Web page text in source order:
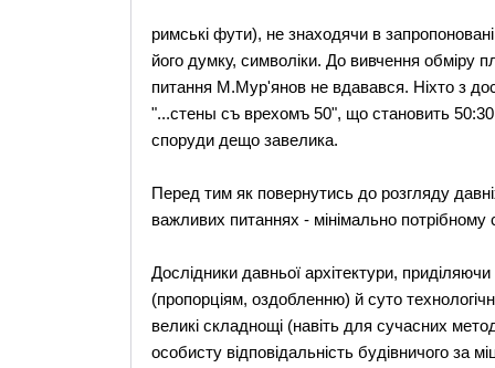
римські фути), не знаходячи в
його думку, символіки. До вивчення обміру
питання М.Мур'янов не вдавався. Ніхто з
"...стены съ врехомъ 50", що становить
споруди дещо завелика.
Перед тим як повернутись до розгляду
важливих питаннях - мінімально потрібному
Дослідники давньої архітектури,
(пропорціям, оздобленню) й суто
великі складнощі (навіть для сучасних
особисту відповідальність будівничого за